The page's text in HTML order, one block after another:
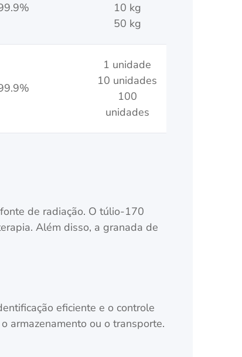
10 kg
50 kg
1 unidade
10 unidades
100
unidades
de radiação. O túlio-170
Além disso, a granada de
eficiente e o controle
armazenamento ou o transporte.